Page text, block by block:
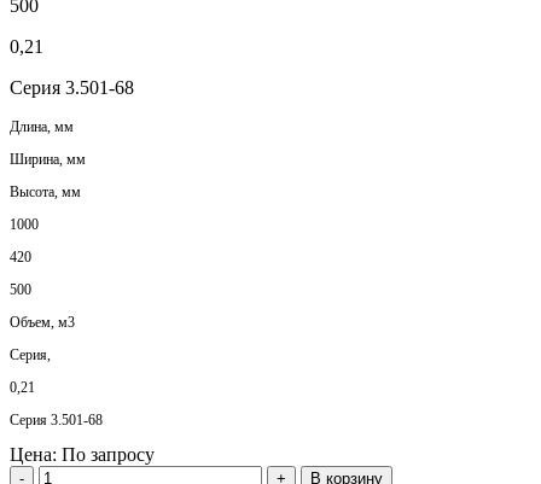
500
0,21
Серия 3.501-68
Длина, мм
Ширина, мм
Высота, мм
1000
420
500
Объем, м3
Серия,
0,21
Серия 3.501-68
Цена: По запросу
- + В корзину